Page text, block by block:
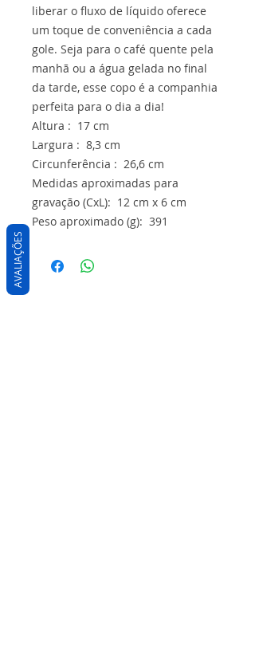
liberar o fluxo de líquido oferece
um toque de conveniência a cada
gole. Seja para o café quente pela
manhã ou a água gelada no final
da tarde, esse copo é a companhia
perfeita para o dia a dia!
Altura : 17 cm
Largura : 8,3 cm
Circunferência : 26,6 cm
Medidas aproximadas para
gravação (CxL): 12 cm x 6 cm
Peso aproximado (g): 391
AVALIAÇÕES